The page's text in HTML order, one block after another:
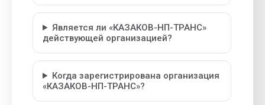
Является ли «КАЗАКОВ-НП-ТРАНС»
действующей организацией?
Когда зарегистрирована организация
«КАЗАКОВ-НП-ТРАНС»?